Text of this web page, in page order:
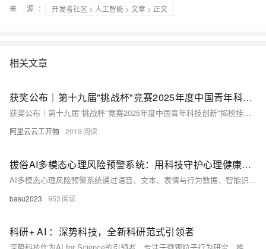
来 源：
开发者社区 > 人工智能 > 文章 > 正文
相关文章
获奖公布｜第十九届"挑战杯"竞赛2025年度中国青年科技创新"揭榜挂帅"擂台赛阿里云“AI技术助力乡村振兴”专题赛拟授奖名单公示
获奖公布｜第十九届"挑战杯"竞赛2025年度中国青年科技创新"揭榜挂帅"擂台赛阿里云“AI技术助力乡村振兴”专题赛拟授奖名单公示
阿里云云工开物 2019
拔俗AI多模态心理风险预警系统：用科技守护心理健康的第一道防线
AI多模态心理风险预警系统通过语音、文本、表情与行为数据，智能识别抑郁、焦虑等心理风险，实现早期干预。融合多源信息，提升准确率，广泛应用于校园、企业，助力心理健康服务从“被动响应”转向“主动预防”，为心灵筑起智能防线。（238字）
basu2023 953
科研+ AI ：深势科技，全新科研范式引领者